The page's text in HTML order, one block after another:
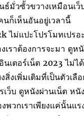
มั่วซั้วขวางเหมือนเว็
ก็เห็นอันอยู่เวลานี้
ไม่แปะโปรโมทเปรอะ
เราต้องการจะมา ดูห
เตอร์เน็ต 2023 ไม่ได้
งเพิ่มเติมที่เป็นตัวเลือ
ว็บ ดูหนังผ่านเน็ต หนัง
วกเราเพียงแค่นั้นแร